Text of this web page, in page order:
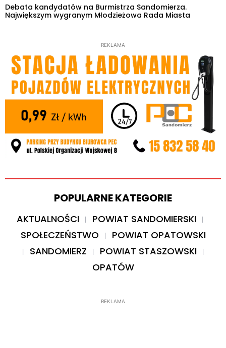
Debata kandydatów na Burmistrza Sandomierza.
Największym wygranym Młodzieżowa Rada Miasta
REKLAMA
POPULARNE KATEGORIE
AKTUALNOŚCI
POWIAT SANDOMIERSKI
SPOŁECZEŃSTWO
POWIAT OPATOWSKI
SANDOMIERZ
POWIAT STASZOWSKI
OPATÓW
REKLAMA